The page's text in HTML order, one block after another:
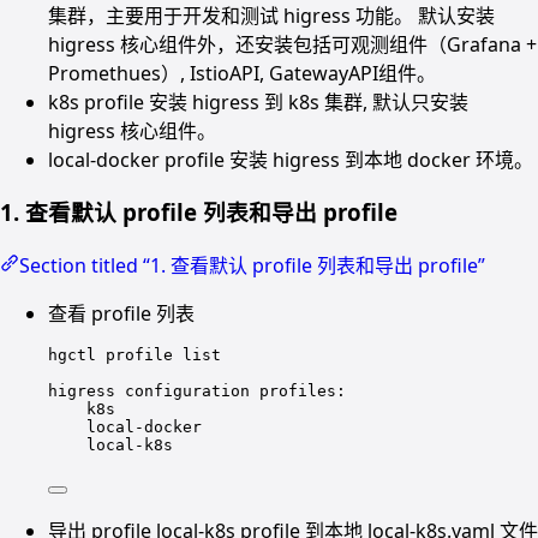
集群，主要用于开发和测试 higress 功能。 默认安装
higress 核心组件外，还安装包括可观测组件（Grafana +
Promethues）, IstioAPI, GatewayAPI组件。
k8s profile 安装 higress 到 k8s 集群, 默认只安装
higress 核心组件。
local-docker profile 安装 higress 到本地 docker 环境。
1. 查看默认 profile 列表和导出 profile
Section titled “1. 查看默认 profile 列表和导出 profile”
查看 profile 列表
hgctl profile list
higress configuration profiles:
k8s
local-docker
local-k8s
导出 profile local-k8s profile 到本地 local-k8s.yaml 文件